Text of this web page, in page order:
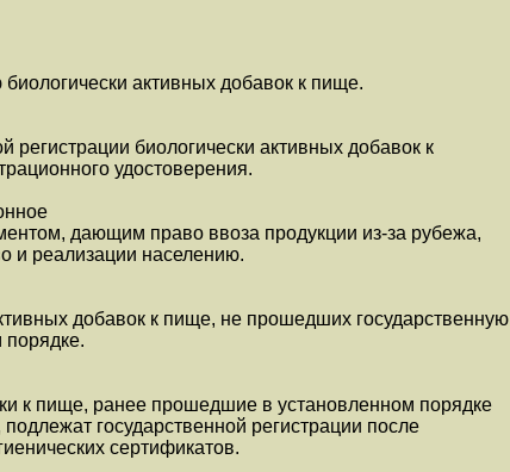
активных добавок к пище.
регистрации биологически активных добавок к
удостоверения.
дающим право ввоза продукции из-за рубежа,
и реализации населению.
добавок к пище, не прошедших государственную
порядке.
к пище, ранее прошедшие в установленном порядке
государственной регистрации после
сертификатов.